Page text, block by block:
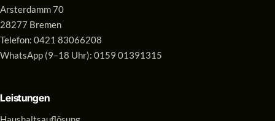
Arsterdamm 70
28277 Bremen
Telefon: 0421 83066208
WhatsApp (9–18 Uhr): 0159 01391315
Leistungen